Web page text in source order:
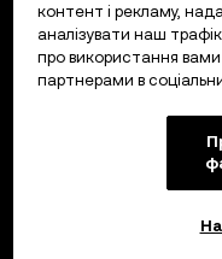
контент і рекламу,
аналізувати наш
про використання
партнерами в